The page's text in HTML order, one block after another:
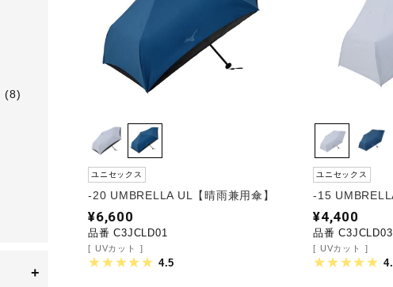
(8)
+
ユニセックス
-20 UMBRELLA UL【晴雨兼用傘】
¥6,600
品番 C3JCLD01
UVカット
4.5
ユニセックス
-15
¥4,400
品番 C3JCLD03
UVカット